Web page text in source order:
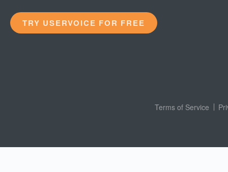
TRY USERVOICE FOR FREE
Terms of Service